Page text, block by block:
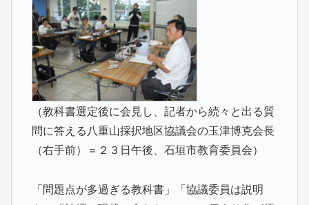
（教科書選定後に会見し、記者から続々と出る質
問に答える八重山採択地区協議会の玉津博克会長
（右手前）＝２３日午後、石垣市教育委員会）
「問題点が多過ぎる教科書」「協議委員は説明